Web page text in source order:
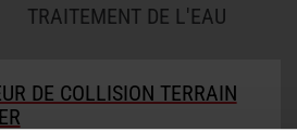
TRAITEMENT DE L'EAU
DE COLLISION TERRAIN